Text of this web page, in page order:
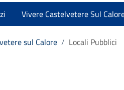
Vivere Castelvetere Sul
sul Calore / Locali Pubblici